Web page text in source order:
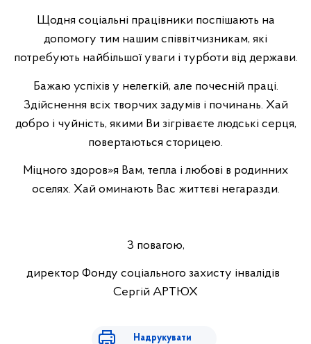
Щодня соціальні працівники поспішають на
допомогу тим нашим співвітчизникам, які
потребують найбільшої уваги і турботи від держави.
Бажаю успіхів у нелегкій, але почесній праці.
Здійснення всіх творчих задумів і починань. Хай
добро і чуйність, якими Ви зігріваєте людські серця,
повертаються сторицею.
Міцного здоров»я Вам, тепла і любові в родинних
оселях. Хай оминають Вас життєві негаразди.
З повагою,
директор Фонду соціального захисту інвалідів
Сергій АРТЮХ
Надрукувати